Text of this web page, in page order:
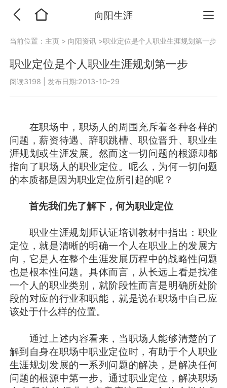
向阳生涯
当前位置： 主页 > 向阳资讯 >职业定位是个人职业生涯规划第一步
职业定位是个人职业生涯规划第一步
阅读3198 发布日期:2013-10-29
在职场中，职场人的周围充斥着各种各样的
问题，薪资待遇、辞职跳槽、职位晋升、职业生
涯规划或生涯发展。然而这一切问题的根源却都
指向了职场人的职业定位。呢么，为何一切问题
的本质都是因为职业定位所引起的呢？
首先我们先了解下，何为职业定位
职业生涯规划师认证培训教材中指出：职业
定位，就是清晰的明确一个人在职业上的发展方
向，它是人在整个生涯发展历程中的战略性问题
也是根本性问题。具体而言，从长远上看是找准
一个人的职业类别，就阶段性而言是明确所处阶
段的对应的行业和职能，就是说在职场中自己应
该处于什么样的位置。
通过上述内容看来，当职场人能够清楚的了
解到自身在职场中职业定位时，有助于个人职业
生涯规划发展的一系列问题的解决，是解决任何
问题的根源中第一步。通过职业定位，解决职场